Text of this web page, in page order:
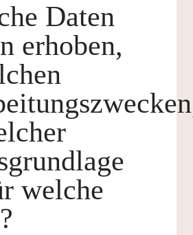
Daten
erhoben,
welche